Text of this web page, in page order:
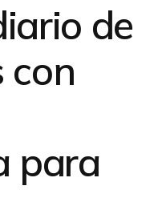
de
con
para